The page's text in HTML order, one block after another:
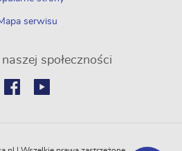
serwisu
naszej społeczności